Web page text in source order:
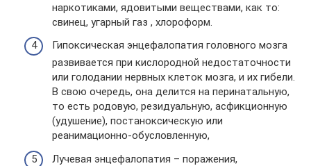
наркотиками, ядовитыми веществами, как то:
свинец, угарный газ , хлороформ.
Гипоксическая энцефалопатия головного мозга
развивается при кислородной недостаточности
или голодании нервных клеток мозга, и их гибели.
В свою очередь, она делится на перинатальную,
то есть родовую, резидуальную, асфикционную
(удушение), постаноксическую или
реанимационно-обусловленную,
Лучевая энцефалопатия – поражения,